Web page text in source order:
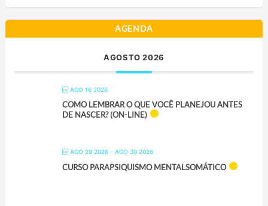
AGENDA
AGOSTO 2026
AGO 16 2026
COMO LEMBRAR O QUE VOCÊ PLANEJOU ANTES
DE NASCER? (ON-LINE)
AGO 29 2026- AGO 30 2026
CURSO PARAPSIQUISMO MENTALSOMÁTICO